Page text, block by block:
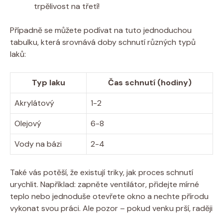
trpělivost na třetí!
Případně se můžete podívat na tuto jednoduchou
tabulku, která srovnává doby schnutí různých typů
laků:
Typ laku
Čas schnutí (hodiny)
Akrylátový
1-2
Olejový
6-8
Vody na bázi
2-4
Také vás potěší, že existují triky, jak proces schnutí
urychlit. Například: zapněte ventilátor, přidejte mírné
teplo nebo jednoduše otevřete okno a nechte přírodu
vykonat svou práci. Ale pozor – pokud venku prší, raději